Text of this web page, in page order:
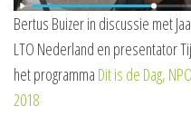
Bertus Buizer in discussie met
LTO Nederland en presentator
het programma Dit is de Dag,
2018